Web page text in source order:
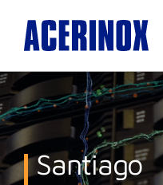
Santiago